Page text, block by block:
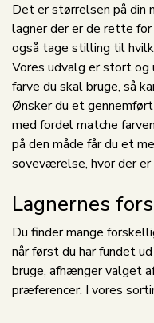
Det er størrelsen på din
lagner der er de rette
også tage stilling til
Vores udvalg er stort
farve du skal bruge, så
Ønsker du et
med fordel matche
på den måde får du et
soveværelse, hvor der
Lagnernes
Du finder mange
når først du har fundet
bruge, afhænger valget
præferencer. I vores